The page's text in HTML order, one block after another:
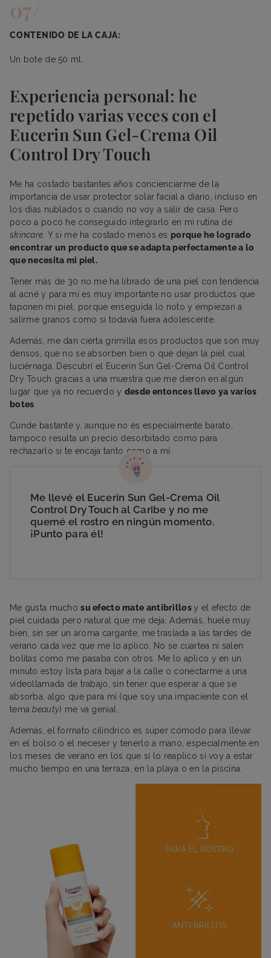
CONTENIDO DE LA CAJA:
Un bote de 50 ml.
Experiencia personal: he
repetido varias veces con el
Eucerin Sun Gel-Crema Oil
Control Dry Touch
Me ha costado bastantes años concienciarme de la
importancia de usar protector solar facial a diario, incluso en
los días nublados o cuando no voy a salir de casa. Pero
poco a poco he conseguido integrarlo en mi rutina de
skincare . Y si me ha costado menos es porque he logrado
encontrar un producto que se adapta perfectamente a lo
que necesita mi piel.
Tener más de 30 no me ha librado de una piel con tendencia
al acné y para mí es muy importante no usar productos que
taponen mi piel, porque enseguida lo noto y empiezan a
salirme granos como si todavía fuera adolescente.
Además, me dan cierta grimilla esos productos que son muy
densos, que no se absorben bien o que dejan la piel cual
luciérnaga. Descubrí el Eucerin Sun Gel-Crema Oil Control
Dry Touch gracias a una muestra que me dieron en algún
lugar que ya no recuerdo y desde entonces llevo ya varios
botes
Cunde bastante y, aunque no es especialmente barato,
tampoco resulta un precio desorbitado como para
rechazarlo si te encaja tanto como a mí.
Me llevé el Eucerin Sun Gel-Crema Oil
Control Dry Touch al Caribe y no me
quemé el rostro en ningún momento.
¡Punto para él!
Me gusta muchosu efecto mate antibrillosy el efecto de
piel cuidada pero natural que me deja. Además, huele muy
bien, sin ser un aroma cargante, me traslada a las tardes de
verano cada vez que me lo aplico. No se cuartea ni salen
bolitas como me pasaba con otros. Me lo aplico y en un
minuto estoy lista para bajar a la calle o conectarme a una
videollamada de trabajo, sin tener que esperar a que se
absorba, algo que para mí (que soy una impaciente con el
temabeauty) me va genial.
Además, el formato cilíndrico es súper cómodo para llevar
en el bolso o el neceser y tenerlo a mano, especialmente en
los meses de verano en los que sí lo reaplico si voy a estar
mucho tiempo en una terraza, en la playa o en la piscina.